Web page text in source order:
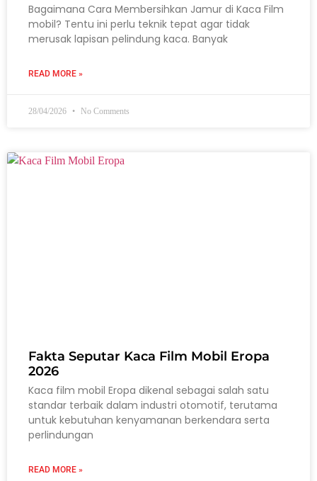
Bagaimana Cara Membersihkan Jamur di Kaca Film
mobil? Tentu ini perlu teknik tepat agar tidak
merusak lapisan pelindung kaca. Banyak
READ MORE »
28/04/2026 No Comments
Fakta Seputar Kaca Film Mobil Eropa
2026
Kaca film mobil Eropa dikenal sebagai salah satu
standar terbaik dalam industri otomotif, terutama
untuk kebutuhan kenyamanan berkendara serta
perlindungan
READ MORE »